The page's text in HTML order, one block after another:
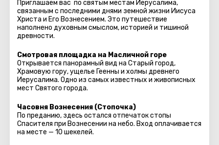
Приглашаем вас по святым местам Иерусалима,
связанным с последними днями земной жизни Иисуса
Христа и Его Вознесением. Это путешествие
наполнено духовным смыслом, историей и тишиной
древности.
Смотровая площадка на Масличной горе
Открывается панорамный вид на Старый город,
Храмовую гору, ущелье Геенны и холмы древнего
Иерусалима. Одно из самых известных и живописных
мест Святого города.
Часовня Вознесения (Стопочка)
По преданию, здесь остался отпечаток стопы
Спасителя при Вознесении на небо. Вход оплачивается
на месте — 10 шекелей.